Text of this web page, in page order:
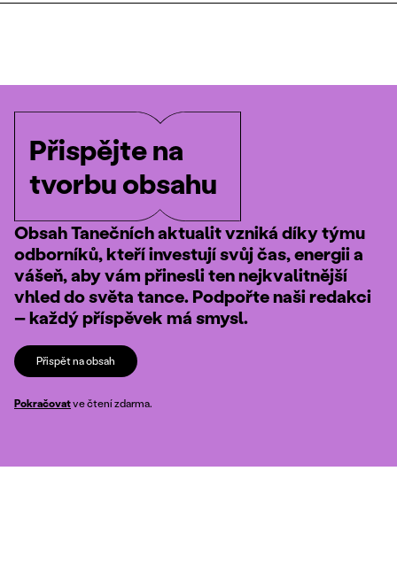
Přispějte na
tvorbu obsahu
Obsah Tanečních aktualit vzniká díky týmu
odborníků, kteří investují svůj čas, energii a
vášeň, aby vám přinesli ten nejkvalitnější
vhled do světa tance. Podpořte naši redakci
– každý příspěvek má smysl.
Přispět na obsah
Pokračovatve čtení zdarma.